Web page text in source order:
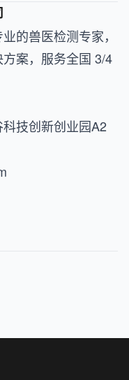
的兽医检测专家，
案，服务全国 3/4
技创新创业园A2